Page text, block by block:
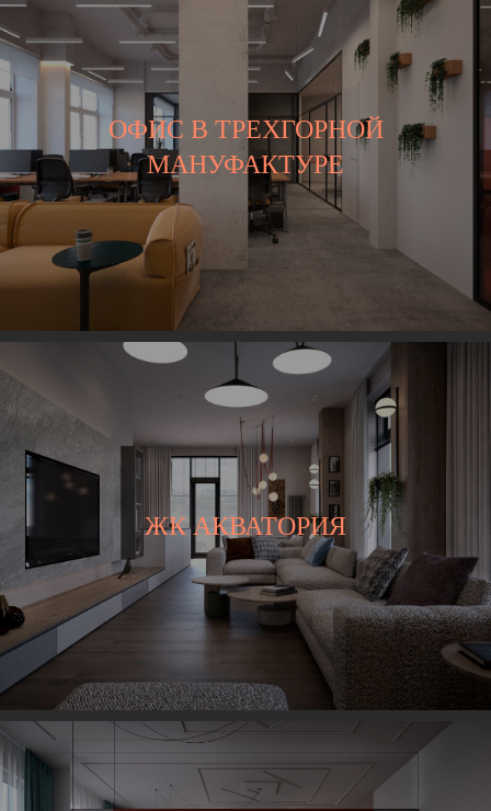
ОФИС В ТРЕХГОРНОЙ
МАНУФАКТУРЕ
ЖК АКВАТОРИЯ